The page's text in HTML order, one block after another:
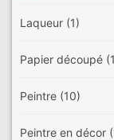
Laqueur (1)
Papier découpé
Peintre (10)
Peintre en décor